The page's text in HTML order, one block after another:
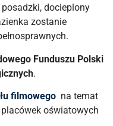
docieplony
zostanie
Funduszu Polski
.
filmowego na temat
oświatowych